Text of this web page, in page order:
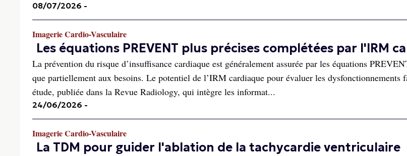
08/07/2026 -
Imagerie Cardio-Vasculaire
Les équations PREVENT plus précises complétées par l'IRM
La prévention du risque d’insuffisance cardiaque est généralement assurée par les équations
que partiellement aux besoins. Le potentiel de l’IRM cardiaque pour évaluer les dysfonctionnements
étude, publiée dans la Revue Radiology, qui intègre les informat...
24/06/2026 -
Imagerie Cardio-Vasculaire
La TDM pour guider l'ablation de la tachycardie ventriculaire